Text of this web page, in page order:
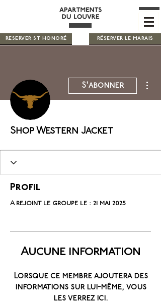
RESERVER ST HONORÉ RÉSERVER LE MARAIS
S'abonner
Shop Western Jacket
Profil
A rejoint le groupe le : 21 mai 2025
Aucune information
Lorsque ce membre ajoutera des
informations sur lui-même, vous
les verrez ici.